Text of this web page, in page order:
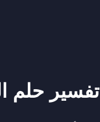
تفسير حلم